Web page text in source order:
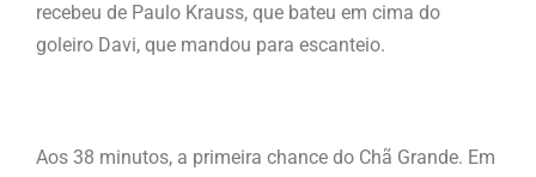
recebeu de Paulo Krauss, que bateu em cima do
goleiro Davi, que mandou para escanteio.
Aos 38 minutos, a primeira chance do Chã Grande. Em